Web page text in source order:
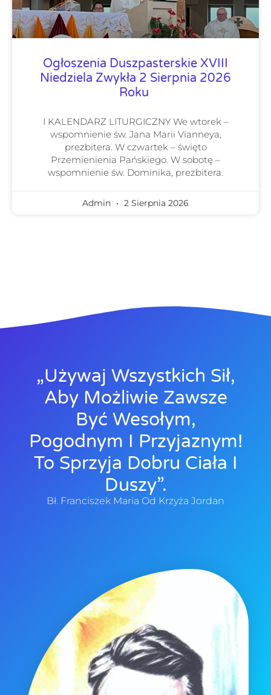
Ogłoszenia Duszpasterskie XVIII
Niedziela Zwykła 2 Sierpnia 2026
Roku
I KALENDARZ LITURGICZNY We wtorek –
wspomnienie św. Jana Marii Vianneya,
prezbitera. W czwartek – święto
Przemienienia Pańskiego. W sobotę –
wspomnienie św. Dominika, prezbitera.
Admin 2 Sierpnia 2026
„Używaj Wszystkich Sił,
Aby Możliwie Zawsze
Być Wesołym,
Pogodnym I Przyjaznym!
To Sprzyja Dobru Ciała I
Duszy”.
Bł. Franciszek Maria Od Krzyża Jordan